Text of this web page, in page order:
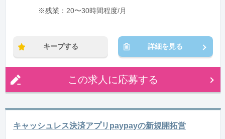
※残業：20〜30時間程度/月
キープする 詳細を見る
この求人に応募する
キャッシュレス決済アプリpaypayの新規開拓営